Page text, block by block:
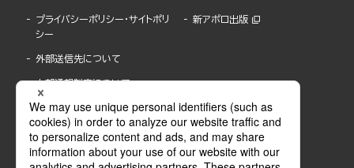
プライバシーポリシー・サイトポリ
シー
外部送信先について
内部通報制度について
新アポロ出版